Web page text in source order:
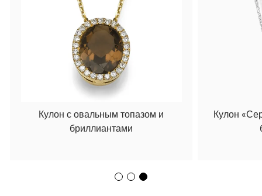
Кулон
Кулон с овальным топазом и
бриллиантами